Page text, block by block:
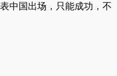
中国出场，只能成功，不